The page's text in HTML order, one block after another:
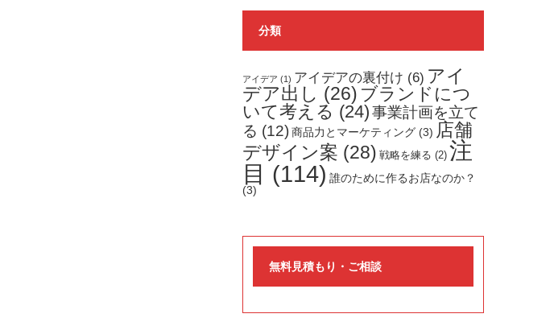
分類
アイデア (1) アイデアの裏付け (6) アイ
デア出し (26) ブランドにつ
いて考える (24)事業計画を立て
る (12)商品力とマーケティング (3) 店舗
デザイン案 (28) 戦略を練る (2) 注
目 (114) 誰のために作るお店なのか？
(3)
無料見積もり・ご相談